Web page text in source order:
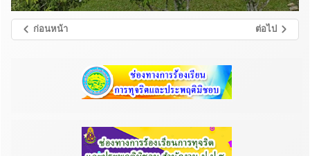
ก่อนหน้า ต่อไป